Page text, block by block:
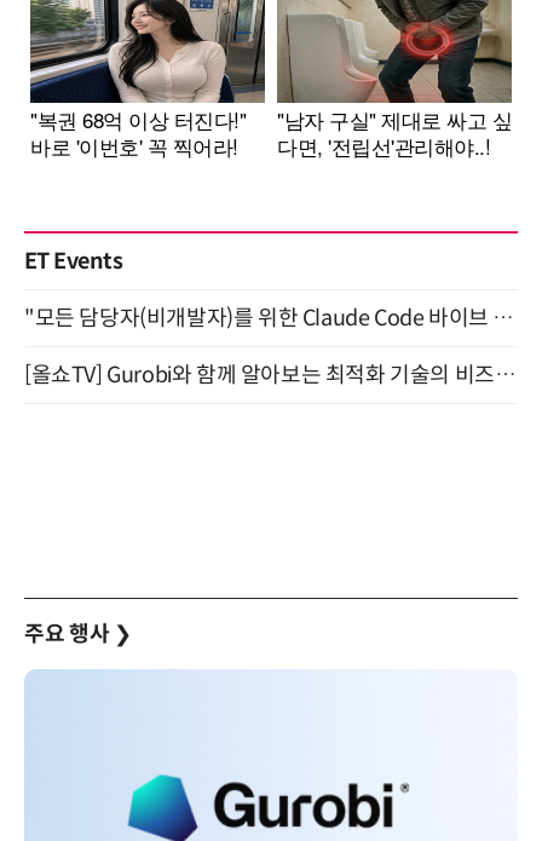
ET Events
"모든 담당자(비개발자)를 위한 Claude Code 바이브 코딩 2-day 부트캠프" 9월 16~17일 개최
[올쇼TV] Gurobi와 함께 알아보는 최적화 기술의 비즈니스 활용 (8월 20일 생방송)
주요 행사 ❯